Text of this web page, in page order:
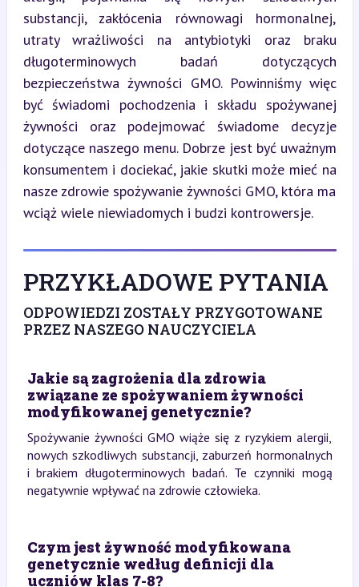
substancji, zakłócenia równowagi hormonalnej,
utraty wrażliwości na antybiotyki oraz braku
długoterminowych badań dotyczących
bezpieczeństwa żywności GMO. Powinniśmy więc
być świadomi pochodzenia i składu spożywanej
żywności oraz podejmować świadome decyzje
dotyczące naszego menu. Dobrze jest być uważnym
konsumentem i dociekać, jakie skutki może mieć na
nasze zdrowie spożywanie żywności GMO, która ma
wciąż wiele niewiadomych i budzi kontrowersje.
PRZYKŁADOWE PYTANIA
ODPOWIEDZI ZOSTAŁY PRZYGOTOWANE
PRZEZ NASZEGO NAUCZYCIELA
Jakie są zagrożenia dla zdrowia
związane ze spożywaniem żywności
modyfikowanej genetycznie?
Spożywanie żywności GMO wiąże się z ryzykiem alergii,
nowych szkodliwych substancji, zaburzeń hormonalnych
i brakiem długoterminowych badań. Te czynniki mogą
negatywnie wpływać na zdrowie człowieka.
Czym jest żywność modyfikowana
genetycznie według definicji dla
uczniów klas 7-8?